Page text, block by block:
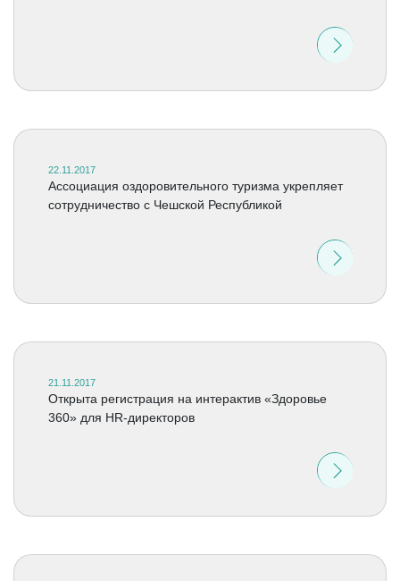
22.11.2017
Ассоциация оздоровительного туризма укрепляет
сотрудничество с Чешской Республикой
21.11.2017
Открыта регистрация на интерактив «Здоровье
360» для HR-директоров